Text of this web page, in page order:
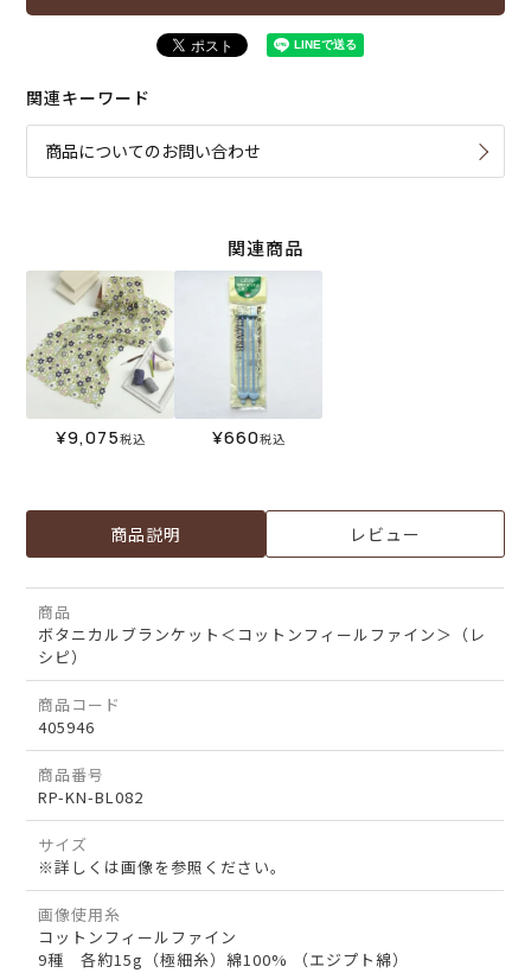
関連キーワード
商品についてのお問い合わせ
関連商品
¥9,075税込 ¥660税込
商品説明 レビュー
商品
ボタニカルブランケット＜コットンフィールファイン＞（レ
シピ）
商品コード
405946
商品番号
RP-KN-BL082
サイズ
※詳しくは画像を参照ください。
画像使用糸
コットンフィールファイン
9種 各約15g（極細糸）綿100% （エジプト綿）